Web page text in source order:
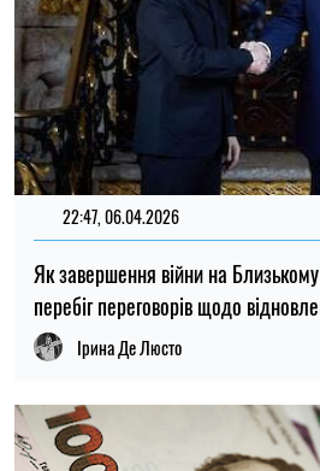
22:47, 06.04.2026
Як завершення війни на
перебіг переговорів щодо
Ірина Де Люсто